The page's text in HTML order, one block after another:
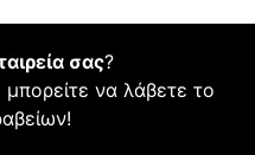
σας?
να λάβετε το